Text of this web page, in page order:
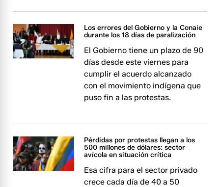
Los errores del Gobierno y la Conaie
durante los 18 días de paralización
El Gobierno tiene un plazo de 90
días desde este viernes para
cumplir el acuerdo alcanzado
con el movimiento indígena que
puso fin a las protestas.
Pérdidas por protestas llegan a los
500 millones de dólares: sector
avícola en situación crítica
Esa cifra para el sector privado
crece cada día de 40 a 50